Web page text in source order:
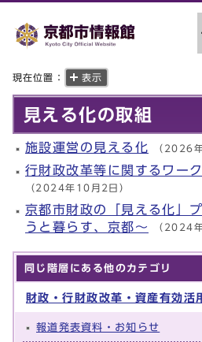
現在位置： 表示
見える化の取組
施設運営の見える化 （2026
行財政改革等に関するワー
（2024年10月2日）
京都市財政の「見える化」
うと暮らす、京都～ （2024
同じ階層にある他のカテゴリ
財政・行財政改革・資産有効活
報道発表資料・お知らせ